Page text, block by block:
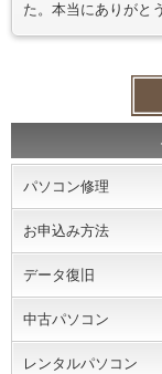
た。本当にありがと
パソコン修理
お申込み方法
データ復旧
中古パソコン
レンタルパソコン